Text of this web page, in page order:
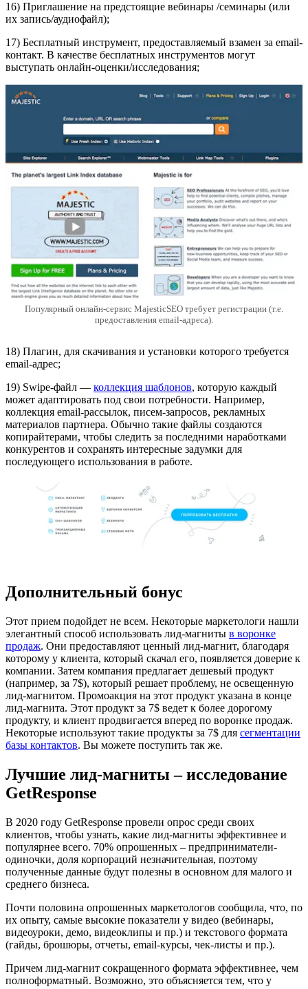
16) Приглашение на предстоящие вебинары /семинары (или
их запись/аудиофайл);
17) Бесплатный инструмент, предоставляемый взамен за email-
контакт. В качестве бесплатных инструментов могут
выступать онлайн-оценки/исследования;
Популярный онлайн-сервис MajesticSEO требует регистрации (т.е.
предоставления email-адреса).
18) Плагин, для скачивания и установки которого требуется
email-адрес;
19) Swipe-файл — коллекция шаблонов, которую каждый
может адаптировать под свои потребности. Например,
коллекция email-рассылок, писем-запросов, рекламных
материалов партнера. Обычно такие файлы создаются
копирайтерами, чтобы следить за последними наработками
конкурентов и сохранять интересные задумки для
последующего использования в работе.
Дополнительный бонус
Этот прием подойдет не всем. Некоторые маркетологи нашли
элегантный способ использовать лид-магниты в воронке
продаж. Они предоставляют ценный лид-магнит, благодаря
которому у клиента, который скачал его, появляется доверие к
компании. Затем компания предлагает дешевый продукт
(например, за 7$), который решает проблему, не освещенную
лид-магнитом. Промоакция на этот продукт указана в конце
лид-магнита. Этот продукт за 7$ ведет к более дорогому
продукту, и клиент продвигается вперед по воронке продаж.
Некоторые используют такие продукты за 7$ для сегментации
базы контактов. Вы можете поступить так же.
Лучшие лид-магниты – исследование
GetResponse
В 2020 году GetResponse провели опрос среди своих
клиентов, чтобы узнать, какие лид-магниты эффективнее и
популярнее всего. 70% опрошенных – предприниматели-
одиночки, доля корпораций незначительная, поэтому
полученные данные будут полезны в основном для малого и
среднего бизнеса.
Почти половина опрошенных маркетологов сообщила, что, по
их опыту, самые высокие показатели у видео (вебинары,
видеоуроки, демо, видеоклипы и пр.) и текстового формата
(гайды, брошюры, отчеты, email-курсы, чек-листы и пр.).
Причем лид-магнит сокращенного формата эффективнее, чем
полноформатный. Возможно, это объясняется тем, что у